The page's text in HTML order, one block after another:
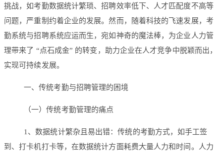
挑战，如考勤数据统计繁琐、招聘效率低下、人才匹配度不高等
问题，严重制约着企业的发展。然而，随着科技的飞速发展，考
勤系统与招聘系统应运而生，宛如神奇的魔法棒，为企业人力管
理带来了 “点石成金” 的转变，助力企业在人才竞争中脱颖而出，
实现可持续发展。
一、传统考勤与招聘管理的困境
（一）传统考勤管理的痛点
1、数据统计繁杂且易出错：传统的考勤方式，如手工签
到、打卡机打卡等，在数据统计方面耗费大量人力和时间。人力